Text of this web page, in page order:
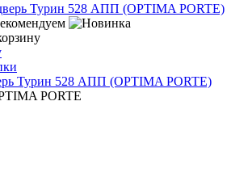
Турин 528 АПП (OPTIMA PORTE)
PORTE